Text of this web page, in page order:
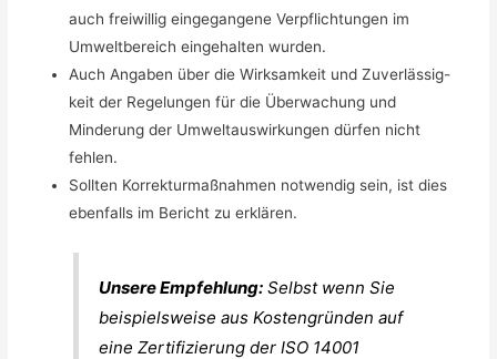
auch freiwillig eingegangene Verpflichtungen im
Umweltbereich eingehalten wurden.
Auch Angaben über die Wirksamkeit und Zuverlässig-
keit der Regelungen für die Überwachung und
Minderung der Umweltauswirkungen dürfen nicht
fehlen.
Sollten Korrekturmaßnahmen notwendig sein, ist dies
ebenfalls im Bericht zu erklären.
Unsere Empfehlung: Selbst wenn Sie
beispielsweise aus Kostengründen auf
eine Zertifizierung der ISO 14001